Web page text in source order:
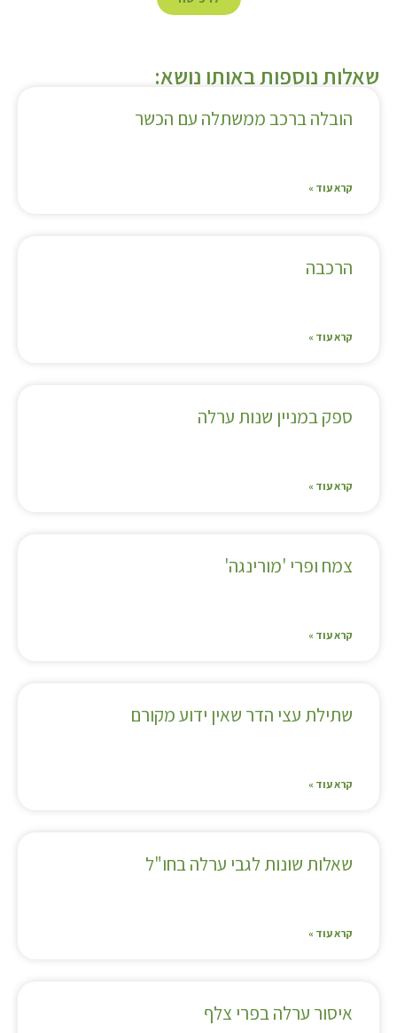
שאלות נוספות באותו נושא:
הובלה ברכב ממשתלה עם הכשר
קרא עוד »
הרכבה
קרא עוד »
ספק במניין שנות ערלה
קרא עוד »
צמח ופרי 'מורינגה'
קרא עוד »
שתילת עצי הדר שאין ידוע מקורם
קרא עוד »
שאלות שונות לגבי ערלה בחו"ל
קרא עוד »
איסור ערלה בפרי צלף